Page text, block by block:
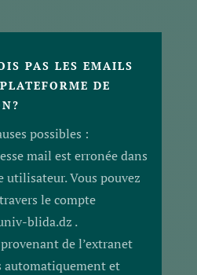
PAS LES EMAILS
DE
possibles :
mail est erronée dans
utilisateur. Vous pouvez
le compte
blida.dz .
de l’extranet
automatiquement et